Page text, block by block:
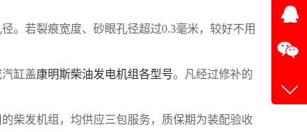
。若裂痕宽度、砂眼孔径超过0.3毫米，较好不用
缸盖康明斯柴油发电机组各型号。凡经过修补的
柴发机组，均供应三包服务，质保期为装配验收